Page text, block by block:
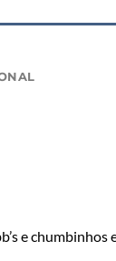
e chumbinhos